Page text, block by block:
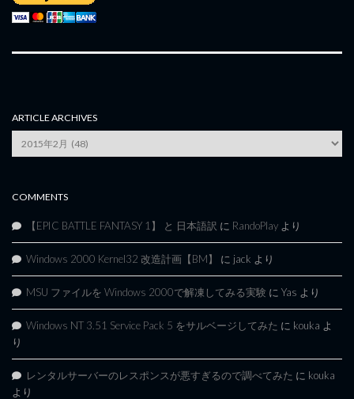
ARTICLE ARCHIVES
Archives
COMMENTS
【EPIC BATTLE FANTASY 1】 と 日本語訳 に RandoPlay より
Windows 2000 Kernel32 改造計画【BM】 に jack より
MSU ファイルを Windows 2000で解凍してみる実験 に Yas より
Windows NT 3.51 Service Pack 5 をサルベージしてみた に kouka よ
り
レンタルサーバーのレスポンスが悪すぎるので調べてみた に kouka
より